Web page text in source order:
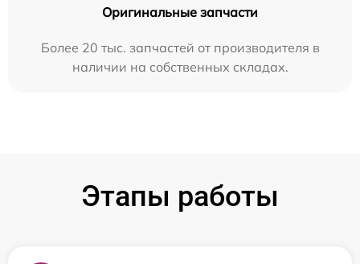
Оригинальные запчасти
Более 20 тыс. запчастей от производителя в
наличии на собственных складах.
Этапы работы